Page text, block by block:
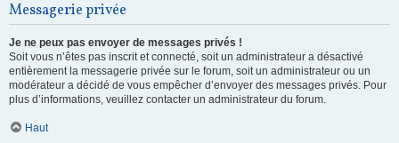
Messagerie privée
Je ne peux pas envoyer de messages privés !
Soit vous n’êtes pas inscrit et connecté, soit un administrateur a désactivé
entièrement la messagerie privée sur le forum, soit un administrateur ou un
modérateur a décidé de vous empêcher d’envoyer des messages privés. Pour
plus d’informations, veuillez contacter un administrateur du forum.
Haut